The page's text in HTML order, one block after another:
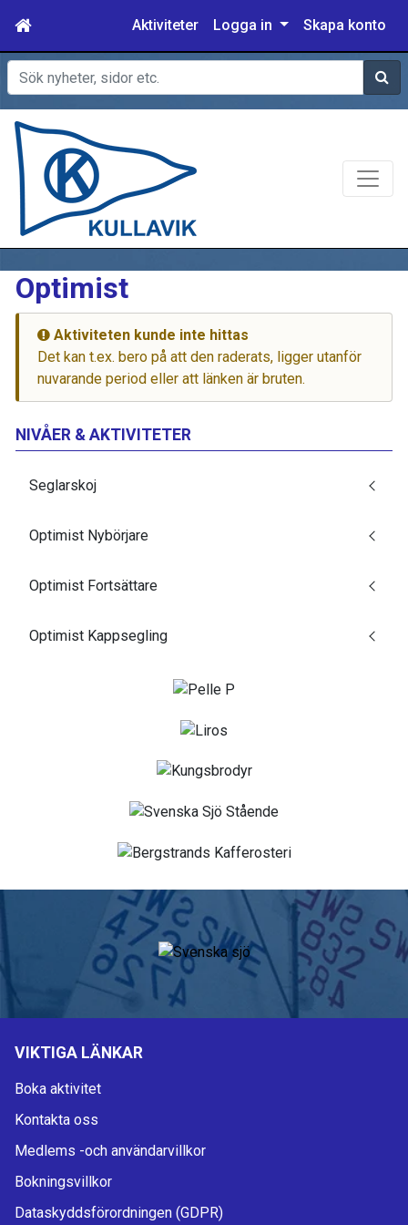
Aktiviteter Logga in Skapa konto
Sök
Optimist
Aktiviteten kunde inte hittas
Det kan t.ex. bero på att den raderats, ligger utanför
nuvarande period eller att länken är bruten.
NIVÅER & AKTIVITETER
Seglarskoj
Optimist Nybörjare
Optimist Fortsättare
Optimist Kappsegling
VIKTIGA LÄNKAR
Boka aktivitet
Kontakta oss
Medlems -och användarvillkor
Bokningsvillkor
Dataskyddsförordningen (GDPR)